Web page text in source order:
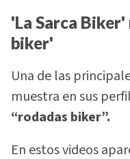
'La Sarca
biker'
Una de las
muestra en sus
“rodadas biker”.
En estos videos